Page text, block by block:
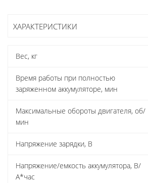
ХАРАКТЕРИСТИКИ
Вес, кг
Время работы при полностью
заряженном аккумуляторе, мин
Максимальные обороты двигателя, об/
мин
Напряжение зарядки, В
Напряжение/емкость аккумулятора, В/
А*час